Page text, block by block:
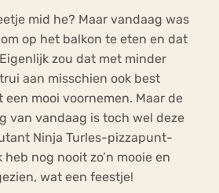
mid he? Maar vandaag was
op het balkon te eten en dat
zou dat met minder
aan misschien ook best
een mooi voornemen. Maar de
van vandaag is toch wel deze
Ninja Turles-pizzapunt-
heb nog nooit zo’n mooie en
wat een feestje!